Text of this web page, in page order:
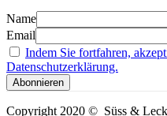
Name
Email
Indem Sie fortfahren,
Datenschutzerklärung.
Copyright 2020 © Süss &